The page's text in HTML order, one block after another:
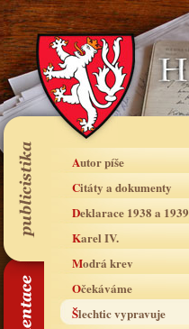
Autor píše
Citáty a dokumenty
Deklarace 1938 a 1939
Karel IV.
Modrá krev
Očekáváme
Šlechtic vypravuje